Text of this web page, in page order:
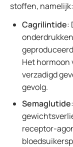
stoffen, namelijk:
Cagrilintide:
Het hormoon
verzadigd
gevolg.
Semaglutide
receptor-